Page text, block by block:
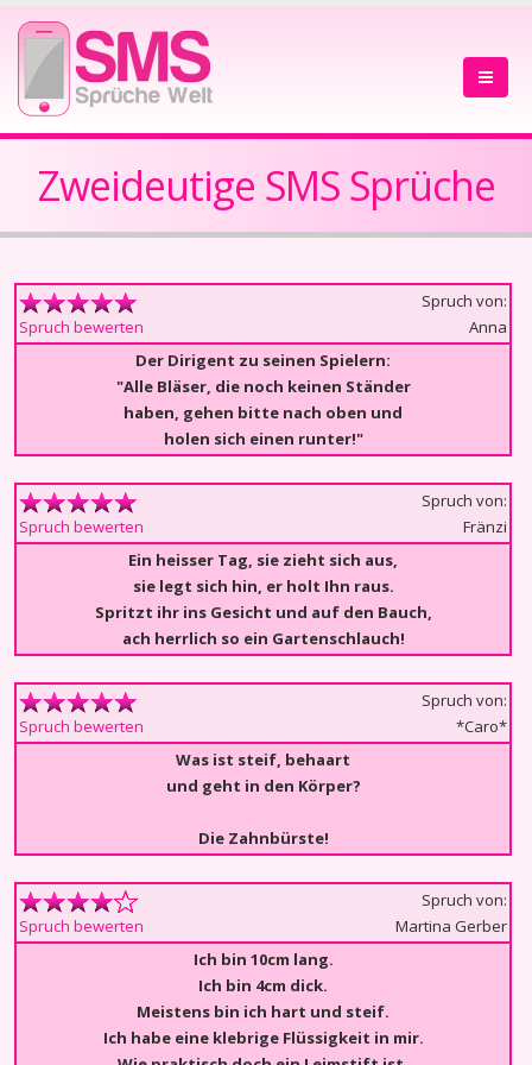
Zweideutige SMS Sprüche
Spruch bewerten
Spruch von:
Anna
Der Dirigent zu seinen Spielern:
"Alle Bläser, die noch keinen Ständer
haben, gehen bitte nach oben und
holen sich einen runter!"
Spruch bewerten
Spruch von:
Fränzi
Ein heisser Tag, sie zieht sich aus,
sie legt sich hin, er holt Ihn raus.
Spritzt ihr ins Gesicht und auf den Bauch,
ach herrlich so ein Gartenschlauch!
Spruch bewerten
Spruch von:
*Caro*
Was ist steif, behaart
und geht in den Körper?
Die Zahnbürste!
Spruch bewerten
Spruch von:
Martina Gerber
Ich bin 10cm lang.
Ich bin 4cm dick.
Meistens bin ich hart und steif.
Ich habe eine klebrige Flüssigkeit in mir.